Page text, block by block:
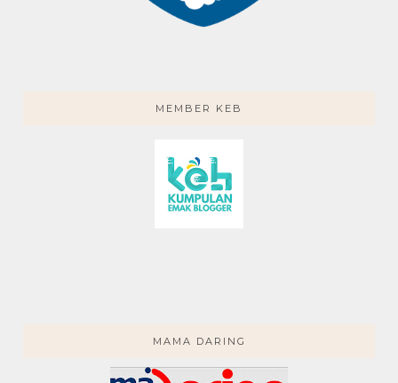
MEMBER KEB
MAMA DARING